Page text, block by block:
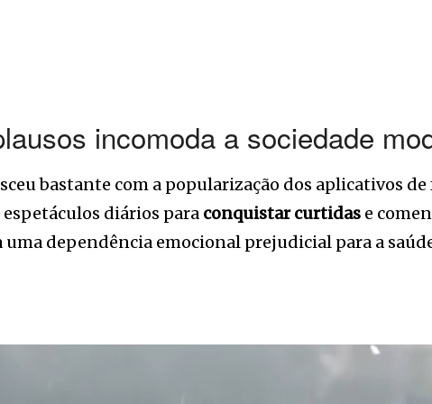
incomoda a sociedade
bastante com a popularização dos aplicativos
diários para conquistar curtidas e
uma dependência emocional prejudicial para a